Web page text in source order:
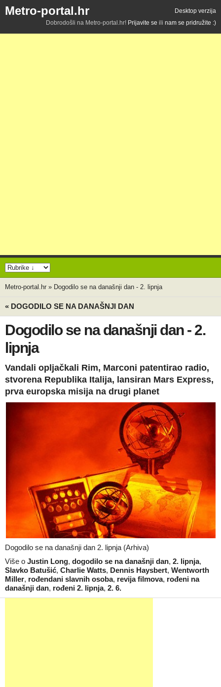
Metro-portal.hr
Desktop verzija
Dobrodošli na Metro-portal.hr! Prijavite se ili nam se pridružite :)
Metro-portal.hr » Dogodilo se na današnji dan - 2. lipnja
« DOGODILO SE NA DANAŠNJI DAN
Dogodilo se na današnji dan - 2.
lipnja
Vandali opljačkali Rim, Marconi patentirao radio,
stvorena Republika Italija, lansiran Mars Express,
prva europska misija na drugi planet
Dogodilo se na današnji dan 2. lipnja (Arhiva)
Više o Justin Long, dogodilo se na današnji dan, 2. lipnja,
Slavko Batušić, Charlie Watts, Dennis Haysbert, Wentworth
Miller, rođendani slavnih osoba, revija filmova, rođeni na
današnji dan, rođeni 2. lipnja, 2. 6.